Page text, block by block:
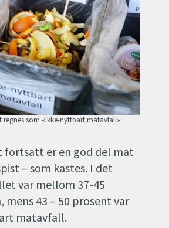
som «ikke-nyttbart matavfall».
fortsatt er en god del mat
– som kastes. I det
var mellom 37-45
mens 43 – 50 prosent var
matavfall.